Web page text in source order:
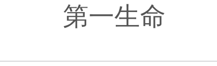
第一生命